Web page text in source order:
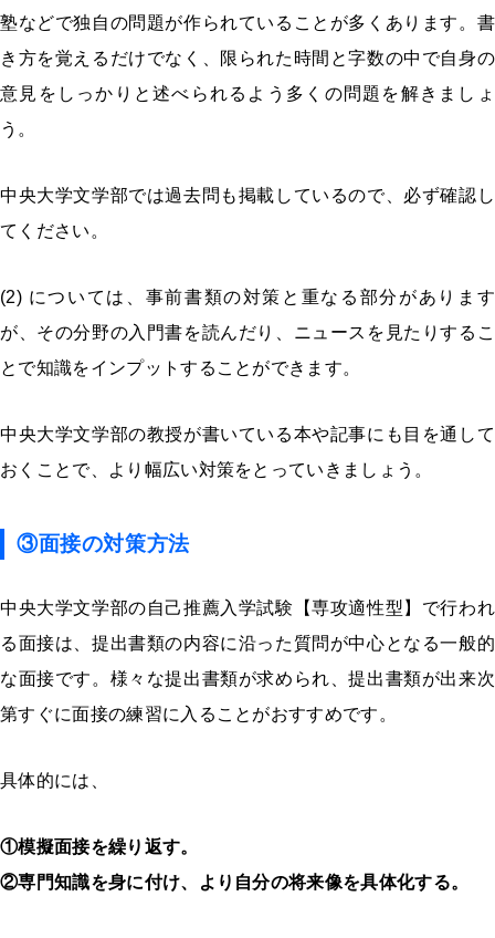
塾などで独自の問題が作られていることが多くあります。書
き方を覚えるだけでなく、限られた時間と字数の中で自身の
意見をしっかりと述べられるよう多くの問題を解きましょ
う。
中央大学文学部では過去問も掲載しているので、必ず確認し
てください。
(2) については、事前書類の対策と重なる部分があります
が、その分野の入門書を読んだり、ニュースを見たりするこ
とで知識をインプットすることができます。
中央大学文学部の教授が書いている本や記事にも目を通して
おくことで、より幅広い対策をとっていきましょう。
③面接の対策方法
中央大学文学部の自己推薦入学試験【専攻適性型】で行われ
る面接は、提出書類の内容に沿った質問が中心となる一般的
な面接です。様々な提出書類が求められ、提出書類が出来次
第すぐに面接の練習に入ることがおすすめです。
具体的には、
①模擬面接を繰り返す。
②専門知識を身に付け、より自分の将来像を具体化する。